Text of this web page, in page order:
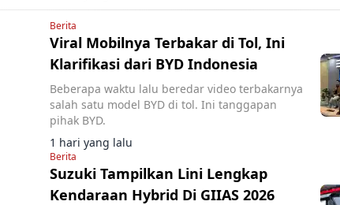
Berita
Viral Mobilnya Terbakar di Tol, Ini
Klarifikasi dari BYD Indonesia
Beberapa waktu lalu beredar video terbakarnya
salah satu model BYD di tol. Ini tanggapan
pihak BYD.
1 hari yang lalu
Berita
Suzuki Tampilkan Lini Lengkap
Kendaraan Hybrid Di GIIAS 2026